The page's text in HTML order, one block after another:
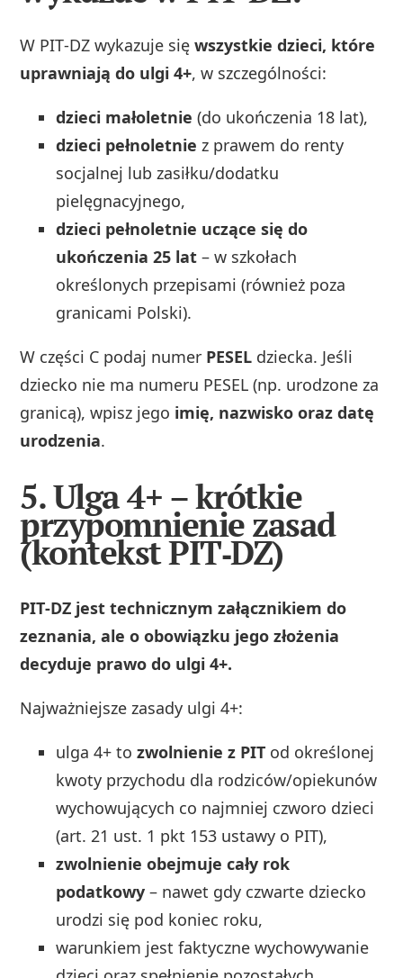
W PIT‑DZ wykazuje sięwszystkie dzieci, które
uprawniają do ulgi 4+, w szczególności:
dzieci małoletnie (do ukończenia 18 lat),
dzieci pełnoletnie z prawem do renty
socjalnej lub zasiłku/dodatku
pielęgnacyjnego,
dzieci pełnoletnie uczące się do
ukończenia 25 lat – w szkołach
określonych przepisami (również poza
granicami Polski).
W części C podaj numer PESEL dziecka. Jeśli
dziecko nie ma numeru PESEL (np. urodzone za
granicą), wpisz jego imię, nazwisko oraz datę
urodzenia.
5. Ulga 4+ – krótkie
przypomnienie zasad
(kontekst PIT‑DZ)
PIT‑DZ jest technicznym załącznikiem do
zeznania, ale o obowiązku jego złożenia
decyduje prawo do ulgi 4+.
Najważniejsze zasady ulgi 4+:
ulga 4+ tozwolnienie z PIT od określonej
kwoty przychodu dla rodziców/opiekunów
wychowujących co najmniej czworo dzieci
(art. 21 ust. 1 pkt 153 ustawy o PIT),
zwolnienie obejmuje cały rok
podatkowy – nawet gdy czwarte dziecko
urodzi się pod koniec roku,
warunkiem jest faktyczne wychowywanie